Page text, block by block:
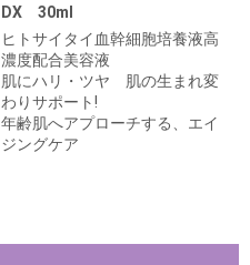
DX 30ml
ヒトサイタイ血幹細胞培養液高
濃度配合美容液
肌にハリ・ツヤ 肌の生まれ変
わりサポート!
年齢肌へアプローチする、エイ
ジングケア